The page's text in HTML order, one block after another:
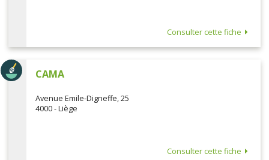
Consulter cette fiche
CAMA
Avenue Emile-Digneffe, 25
4000 - Liège
Consulter cette fiche